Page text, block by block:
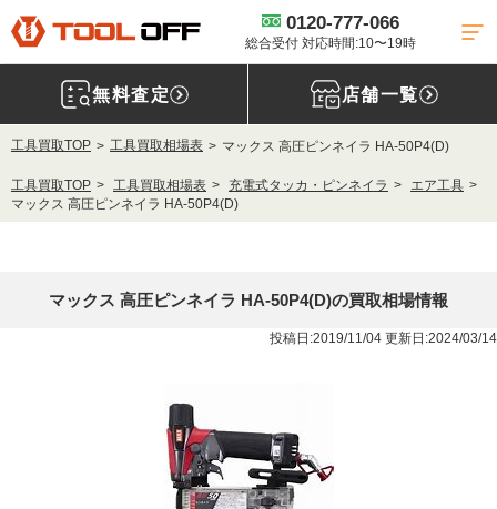
0120-777-066
総合受付 対応時間:10〜19時
無料査定 店舗一覧
工具買取TOP 工具買取相場表 マックス 高圧ピンネイラ HA-50P4(D)
工具買取TOP 工具買取相場表 充電式タッカ・ピンネイラ
エア工具
マックス 高圧ピンネイラ HA-50P4(D)
マックス 高圧ピンネイラ HA-50P4(D)の買取相場情報
投稿日:2019/11/04 更新日:2024/03/14